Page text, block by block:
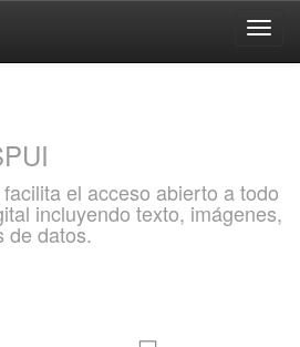
el acceso abierto a todo
incluyendo texto, imágenes,
de datos.